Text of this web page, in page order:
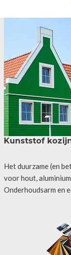
Kunststof
Het duurzame (en
voor hout,
Onderhoudsarm en